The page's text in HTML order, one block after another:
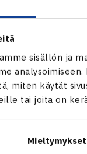
sisällön ja
miten käytät
tai joita on
Mieltymykset
juhli
Markinan.
ollut
oli
Pajulahdessa.
WORLD TENNIS